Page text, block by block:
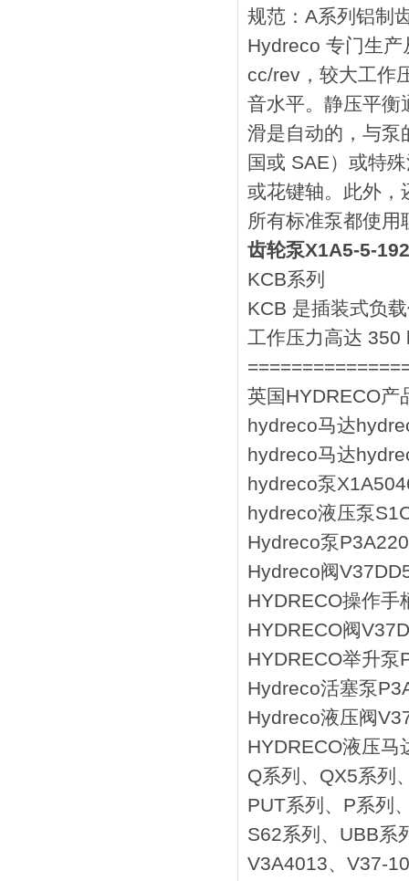
规范：A系列铝制
Hydreco 专门生
cc/rev，较大工作
音水平。静压平衡
滑是自动的，与泵
国或 SAE）或特
或花键轴。此外，
所有标准泵都使
齿轮泵X1A5-5-
KCB系列
KCB 是插装式负
工作压力高达 350
英国HYDRECO产
hydreco马达
hydreco马达
hydreco泵
hydreco液压泵
Hydreco泵
Hydreco阀
HYDRECO操作
HYDRECO阀
HYDRECO举升泵
Hydreco活塞泵
Hydreco液压阀
HYDRECO液压
Q系列、QX5系列
PUT系列、P系列
S62系列、UBB系
V3A4013、V37-